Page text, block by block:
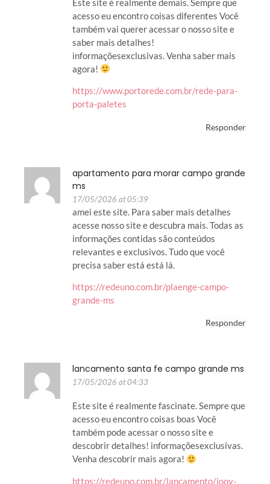
Este site é realmente demais. Sempre que
acesso eu encontro coisas diferentes Você
também vai querer acessar o nosso site e
saber mais detalhes!
informaçõesexclusivas. Venha saber mais
agora!
https://www.portorede.com.br/rede-para-
porta-paletes
Responder
apartamento para morar campo grande
ms
17/05/2026 at 05:39
amei este site. Para saber mais detalhes
acesse nosso site e descubra mais. Todas as
informações contidas são conteúdos
relevantes e exclusivos. Tudo que você
precisa saber está está lá.
https://redeuno.com.br/plaenge-campo-
grande-ms
Responder
lancamento santa fe campo grande ms
17/05/2026 at 04:33
Este site é realmente fascinate. Sempre que
acesso eu encontro coisas boas Você
também pode acessar o nosso site e
descobrir detalhes! informaçõesexclusivas.
Venha descobrir mais agora!
https://redeuno.com.br/lancamento/jooy-